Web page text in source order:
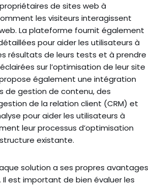
de sites web à
les visiteurs interagissent
La plateforme fournit également
pour aider les utilisateurs à
résultats de leurs tests et à prendre
sur l’optimisation de leur site
également une intégration
de gestion de contenu, des
de la relation client (CRM) et
pour aider les utilisateurs à
leur processus d’optimisation
existante.
solution a ses propres avantages
est important de bien évaluer les